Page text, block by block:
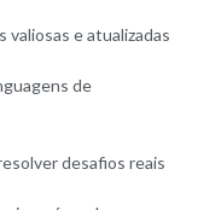
e atualizadas
de
desafios reais